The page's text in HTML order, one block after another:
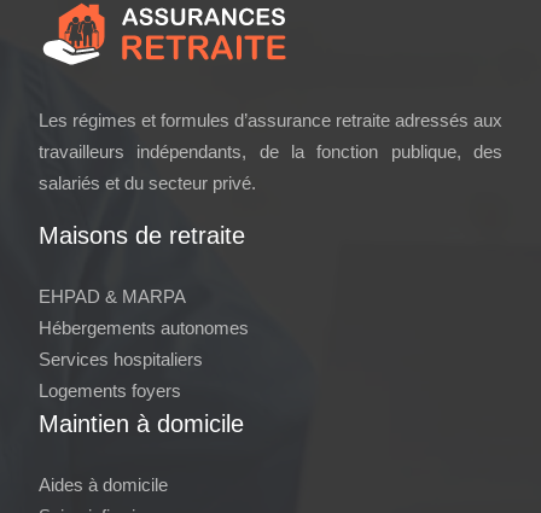
Les régimes et formules d’assurance retraite adressés aux
travailleurs indépendants, de la fonction publique, des
salariés et du secteur privé.
Maisons de retraite
EHPAD & MARPA
Hébergements autonomes
Services hospitaliers
Logements foyers
Maintien à domicile
Aides à domicile